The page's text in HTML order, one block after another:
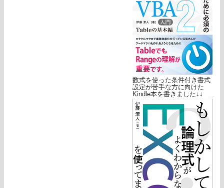
数式を使った条件付き書式
設定が苦手な方に向けた
Kindle本を書きました↓↓